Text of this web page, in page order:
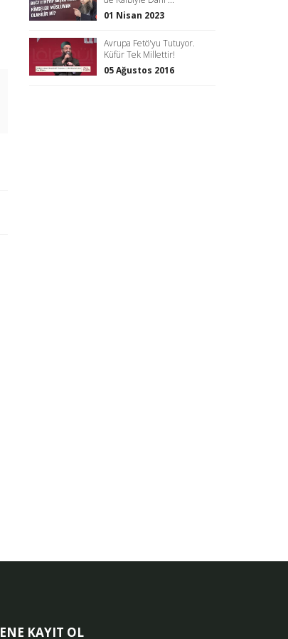
01 Nisan 2023
Avrupa Fetö'yu Tutuyor.
Küfür Tek Millettir!
05 Ağustos 2016
KAYIT OL